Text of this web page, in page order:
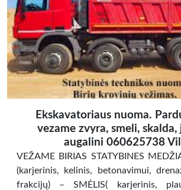
Ekskavatoriaus nuoma.
vezame zvyra, smeli, skalda,
augalini 060625738
VEŽAME BIRIAS STATYBINES
(karjerinis, kelinis, betonavimui,
frakcijų) – SMĖLIS( karjerinis,